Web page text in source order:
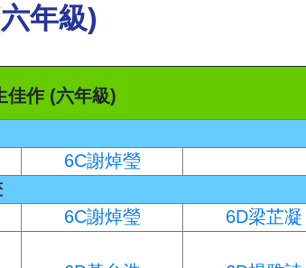
年級)
佳作 (六年級)
6C謝焯瑩
6C謝焯瑩 6D梁芷凝